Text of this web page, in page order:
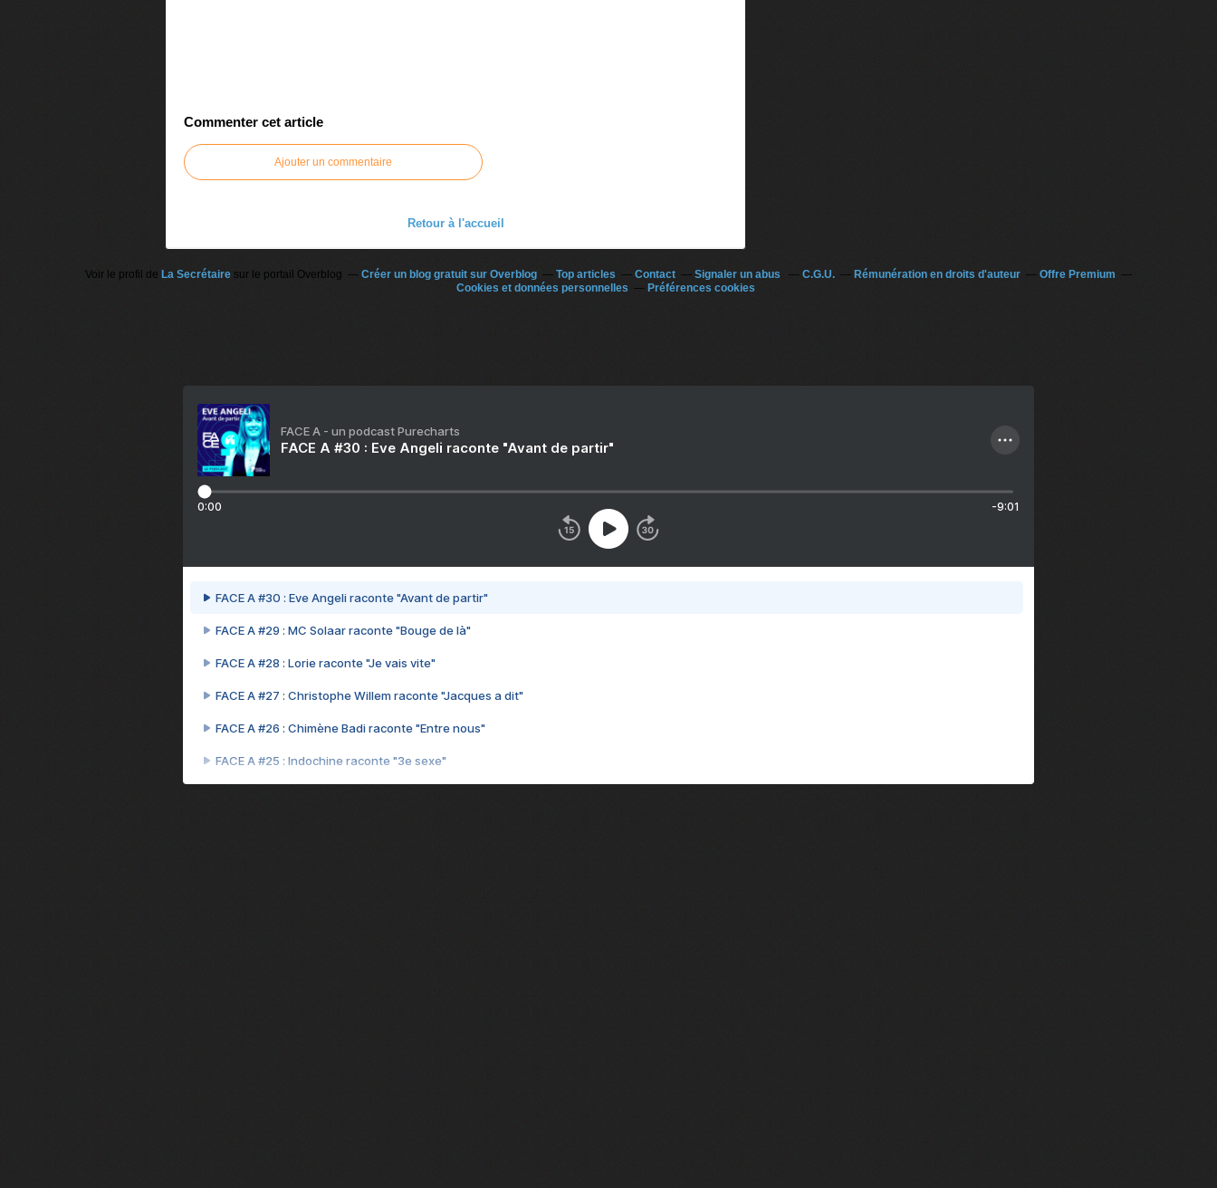
Commenter cet article
Ajouter un commentaire
Retour à l'accueil
Voir le profil de La Secrétaire sur le portail Overblog Créer un blog gratuit sur Overblog Top articles Contact Signaler un abus C.G.U. Rémunération en droits d'auteur
Offre Premium
Cookies et données personnelles
Préférences cookies
FACE A - un podcast Purecharts
FACE A #30 : Eve Angeli raconte "Avant de partir"
0:00 -9:01
FACE A #30 : Eve Angeli raconte "Avant de partir"
FACE A #29 : MC Solaar raconte "Bouge de là"
FACE A #28 : Lorie raconte "Je vais vite"
FACE A #27 : Christophe Willem raconte "Jacques a dit"
FACE A #26 : Chimène Badi raconte "Entre nous"
FACE A #25 : Indochine raconte "3e sexe"